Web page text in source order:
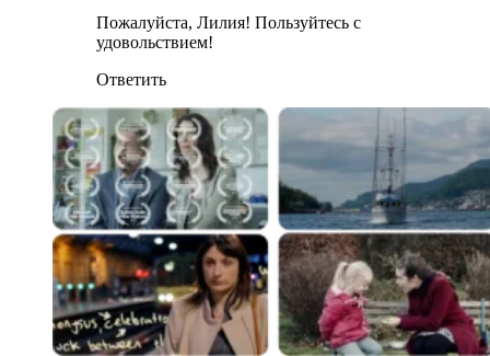
Пожалуйста, Лилия! Пользуйтесь с
удовольствием!
Ответить